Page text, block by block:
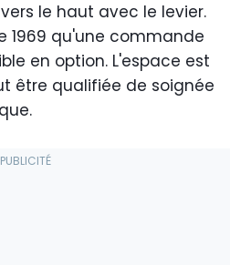
le haut avec le levier.
1969 qu'une commande
en option. L'espace est
être qualifiée de soignée